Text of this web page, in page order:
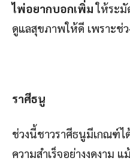
ไพ่อยากบอกเพิ่มให้ระมั
ดูแลสุขภาพให้ดี เพราะช่
ราศีธนู
ช่วงนี้ชาวราศีธนูมีเกณฑ์ไ
ความสำเร็จอย่างงดงาม แ